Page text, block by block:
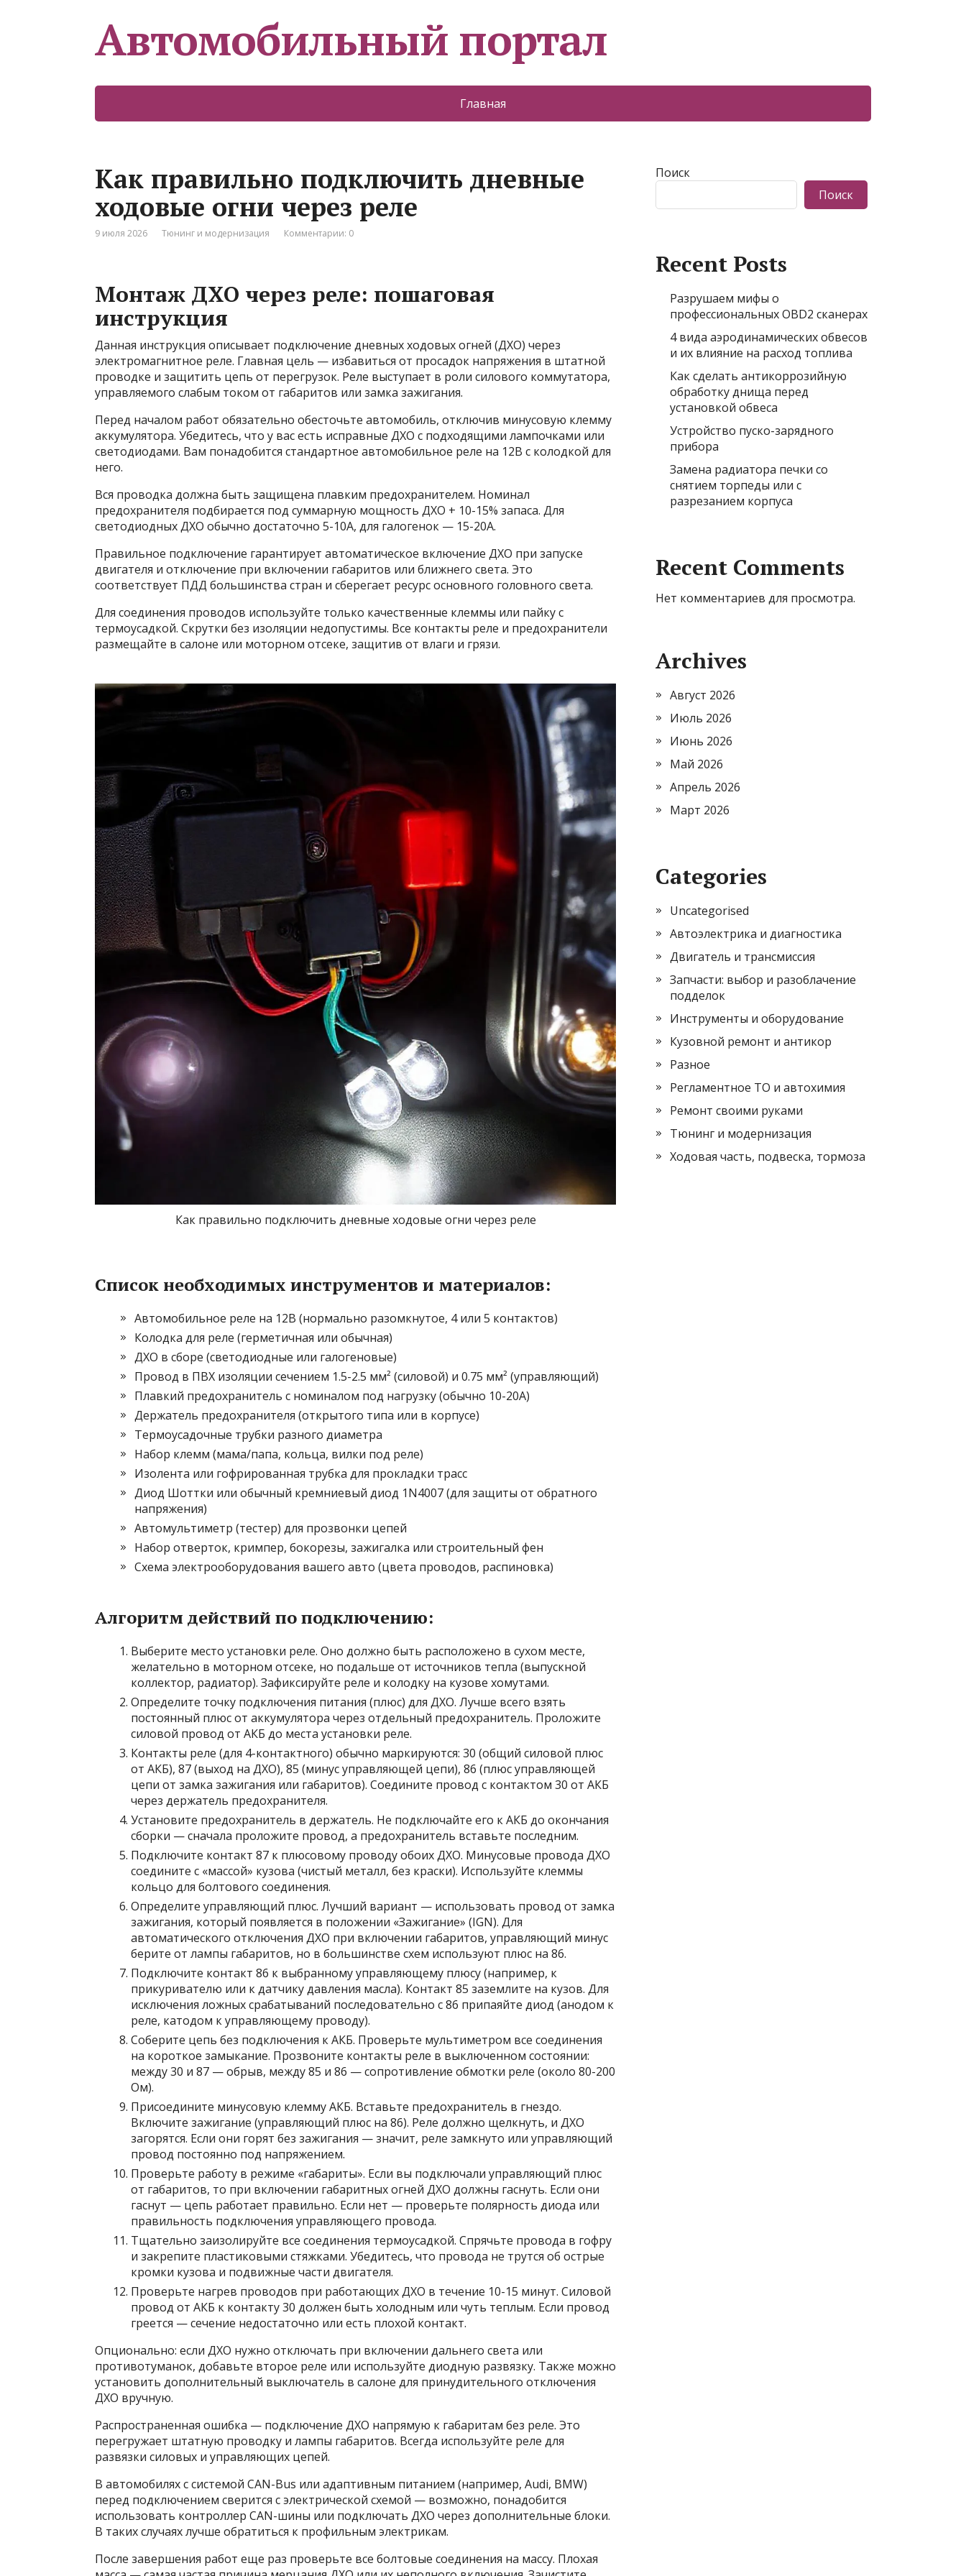
Автомобильный портал
Главная
Как правильно подключить дневные
ходовые огни через реле
9 июля 2026 Тюнинг и модернизация Комментарии: 0
Монтаж ДХО через реле: пошаговая
инструкция
Данная инструкция описывает подключение дневных ходовых огней (ДХО) через
электромагнитное реле. Главная цель — избавиться от просадок напряжения в штатной
проводке и защитить цепь от перегрузок. Реле выступает в роли силового коммутатора,
управляемого слабым током от габаритов или замка зажигания.
Перед началом работ обязательно обесточьте автомобиль, отключив минусовую клемму
аккумулятора. Убедитесь, что у вас есть исправные ДХО с подходящими лампочками или
светодиодами. Вам понадобится стандартное автомобильное реле на 12В с колодкой для
него.
Вся проводка должна быть защищена плавким предохранителем. Номинал
предохранителя подбирается под суммарную мощность ДХО + 10-15% запаса. Для
светодиодных ДХО обычно достаточно 5-10А, для галогенок — 15-20А.
Правильное подключение гарантирует автоматическое включение ДХО при запуске
двигателя и отключение при включении габаритов или ближнего света. Это
соответствует ПДД большинства стран и сберегает ресурс основного головного света.
Для соединения проводов используйте только качественные клеммы или пайку с
термоусадкой. Скрутки без изоляции недопустимы. Все контакты реле и предохранители
размещайте в салоне или моторном отсеке, защитив от влаги и грязи.
Как правильно подключить дневные ходовые огни через реле
Список необходимых инструментов и материалов:
Автомобильное реле на 12В (нормально разомкнутое, 4 или 5 контактов)
Колодка для реле (герметичная или обычная)
ДХО в сборе (светодиодные или галогеновые)
Провод в ПВХ изоляции сечением 1.5-2.5 мм² (силовой) и 0.75 мм² (управляющий)
Плавкий предохранитель с номиналом под нагрузку (обычно 10-20А)
Держатель предохранителя (открытого типа или в корпусе)
Термоусадочные трубки разного диаметра
Набор клемм (мама/папа, кольца, вилки под реле)
Изолента или гофрированная трубка для прокладки трасс
Диод Шоттки или обычный кремниевый диод 1N4007 (для защиты от обратного
напряжения)
Автомультиметр (тестер) для прозвонки цепей
Набор отверток, кримпер, бокорезы, зажигалка или строительный фен
Схема электрооборудования вашего авто (цвета проводов, распиновка)
Алгоритм действий по подключению:
Выберите место установки реле. Оно должно быть расположено в сухом месте,
желательно в моторном отсеке, но подальше от источников тепла (выпускной
коллектор, радиатор). Зафиксируйте реле и колодку на кузове хомутами.
Определите точку подключения питания (плюс) для ДХО. Лучше всего взять
постоянный плюс от аккумулятора через отдельный предохранитель. Проложите
силовой провод от АКБ до места установки реле.
Контакты реле (для 4-контактного) обычно маркируются: 30 (общий силовой плюс
от АКБ), 87 (выход на ДХО), 85 (минус управляющей цепи), 86 (плюс управляющей
цепи от замка зажигания или габаритов). Соедините провод с контактом 30 от АКБ
через держатель предохранителя.
Установите предохранитель в держатель. Не подключайте его к АКБ до окончания
сборки — сначала проложите провод, а предохранитель вставьте последним.
Подключите контакт 87 к плюсовому проводу обоих ДХО. Минусовые провода ДХО
соедините с «массой» кузова (чистый металл, без краски). Используйте клеммы
кольцо для болтового соединения.
Определите управляющий плюс. Лучший вариант — использовать провод от замка
зажигания, который появляется в положении «Зажигание» (IGN). Для
автоматического отключения ДХО при включении габаритов, управляющий минус
берите от лампы габаритов, но в большинстве схем используют плюс на 86.
Подключите контакт 86 к выбранному управляющему плюсу (например, к
прикуривателю или к датчику давления масла). Контакт 85 заземлите на кузов. Для
исключения ложных срабатываний последовательно с 86 припаяйте диод (анодом к
реле, катодом к управляющему проводу).
Соберите цепь без подключения к АКБ. Проверьте мультиметром все соединения
на короткое замыкание. Прозвоните контакты реле в выключенном состоянии:
между 30 и 87 — обрыв, между 85 и 86 — сопротивление обмотки реле (около 80-200
Ом).
Присоедините минусовую клемму АКБ. Вставьте предохранитель в гнездо.
Включите зажигание (управляющий плюс на 86). Реле должно щелкнуть, и ДХО
загорятся. Если они горят без зажигания — значит, реле замкнуто или управляющий
провод постоянно под напряжением.
Проверьте работу в режиме «габариты». Если вы подключали управляющий плюс
от габаритов, то при включении габаритных огней ДХО должны гаснуть. Если они
гаснут — цепь работает правильно. Если нет — проверьте полярность диода или
правильность подключения управляющего провода.
Тщательно заизолируйте все соединения термоусадкой. Спрячьте провода в гофру
и закрепите пластиковыми стяжками. Убедитесь, что провода не трутся об острые
кромки кузова и подвижные части двигателя.
Проверьте нагрев проводов при работающих ДХО в течение 10-15 минут. Силовой
провод от АКБ к контакту 30 должен быть холодным или чуть теплым. Если провод
греется — сечение недостаточно или есть плохой контакт.
Опционально: если ДХО нужно отключать при включении дальнего света или
противотуманок, добавьте второе реле или используйте диодную развязку. Также можно
установить дополнительный выключатель в салоне для принудительного отключения
ДХО вручную.
Распространенная ошибка — подключение ДХО напрямую к габаритам без реле. Это
перегружает штатную проводку и лампы габаритов. Всегда используйте реле для
развязки силовых и управляющих цепей.
В автомобилях с системой CAN-Bus или адаптивным питанием (например, Audi, BMW)
перед подключением сверится с электрической схемой — возможно, понадобится
использовать контроллер CAN-шины или подключать ДХО через дополнительные блоки.
В таких случаях лучше обратиться к профильным электрикам.
После завершения работ еще раз проверьте все болтовые соединения на массу. Плохая
Поиск
Поиск
Recent Posts
Разрушаем мифы о
профессиональных OBD2 сканерах
4 вида аэродинамических обвесов
и их влияние на расход топлива
Как сделать антикоррозийную
обработку днища перед
установкой обвеса
Устройство пуско-зарядного
прибора
Замена радиатора печки со
снятием торпеды или с
разрезанием корпуса
Recent Comments
Нет комментариев для просмотра.
Archives
Август 2026
Июль 2026
Июнь 2026
Май 2026
Апрель 2026
Март 2026
Categories
Uncategorised
Автоэлектрика и диагностика
Двигатель и трансмиссия
Запчасти: выбор и разоблачение
подделок
Инструменты и оборудование
Кузовной ремонт и антикор
Разное
Регламентное ТО и автохимия
Ремонт своими руками
Тюнинг и модернизация
Ходовая часть, подвеска, тормоза